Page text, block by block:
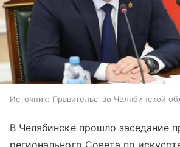
Источник: Правительство Челябинской
В Челябинске прошло заседание
регионального Совета по